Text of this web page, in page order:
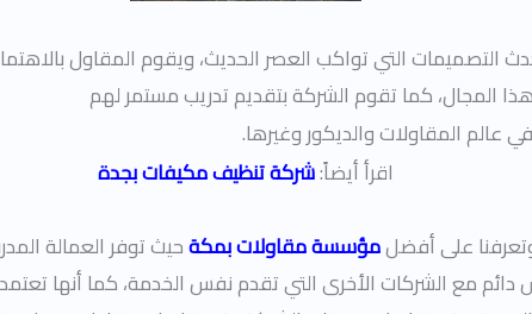
التصميمات التي تواكب العصر الحديث، ويقوم المقاول
كما تقوم الشركة بتقديم تدريب مستمر لهم
عالم المقاولات والديكور وغيرها.
اقرأ أيضاً:شركة تنظيف مكيفات بجدة
على أفضلمؤسسة مقاولات بمكةحيث توفر العمالة
مع الشركات الأخرى التي تقدم نفس الخدمة، كما أنها